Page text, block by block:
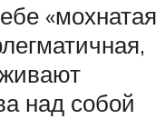
«мохнатая
над собой